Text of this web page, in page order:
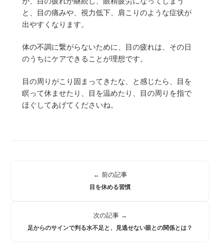
と、
目の痛みや、視力低下、肩こりのような症状が
出やすくなります。
体の不調に繋がらないために、
目の疲れは、その日
のうちにケアできることが理想です。
目の周りがこり固まってきたな、と感じたら、
目を
瞑って休ませたり、目を温めたり、目の周りを指で
ほぐしてあげてくださいね。
← 前の記事
目を休める習慣
次の記事 →
足からのサインで判る水不足と、見逃せない眼との関係とは？